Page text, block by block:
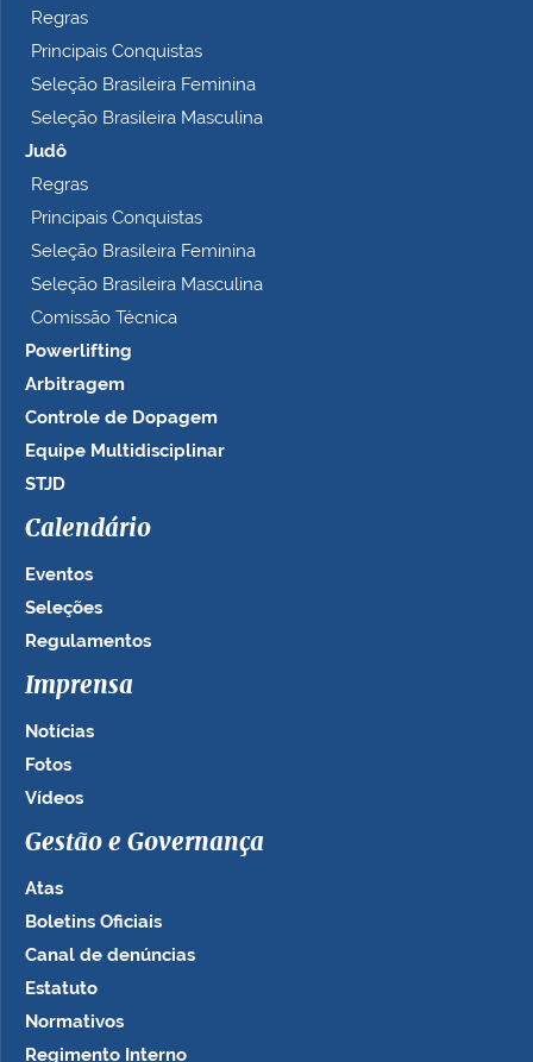
Regras
Principais Conquistas
Seleção Brasileira Feminina
Seleção Brasileira Masculina
Judô
Regras
Principais Conquistas
Seleção Brasileira Feminina
Seleção Brasileira Masculina
Comissão Técnica
Powerlifting
Arbitragem
Controle de Dopagem
Equipe Multidisciplinar
STJD
Calendário
Eventos
Seleções
Regulamentos
Imprensa
Notícias
Fotos
Vídeos
Gestão e Governança
Atas
Boletins Oficiais
Canal de denúncias
Estatuto
Normativos
Regimento Interno